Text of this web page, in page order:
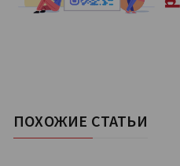
ПОХОЖИЕ СТАТЬИ